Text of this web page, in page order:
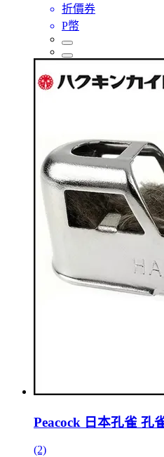
折價券
P幣
Peacock 日本孔雀 孔
(2)